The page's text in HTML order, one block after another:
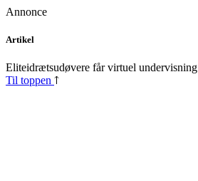
Annonce
Skip
content
Artikel
Eliteidrætsudøvere får virtuel undervisning
Til toppen